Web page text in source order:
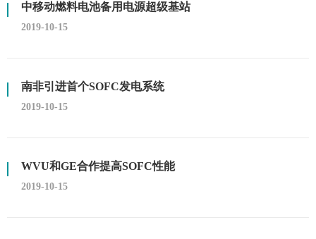
中移动燃料电池备用电源超级基站
2019-10-15
南非引进首个SOFC发电系统
2019-10-15
WVU和GE合作提高SOFC性能
2019-10-15